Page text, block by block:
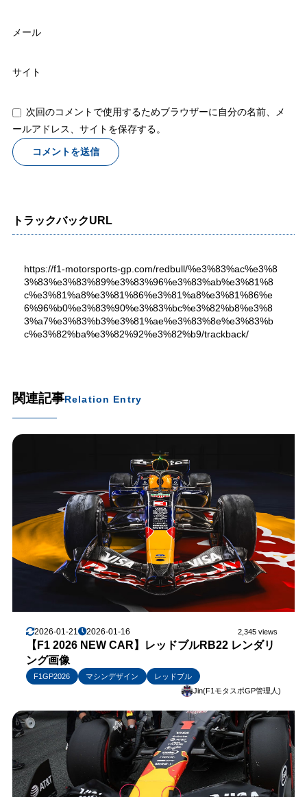
メール
サイト
次回のコメントで使用するためブラウザーに自分の名前、メ
ールアドレス、サイトを保存する。
トラックバックURL
https://f1-motorsports-gp.com/redbull/%e3%83%ac%e3%8
3%83%e3%83%89%e3%83%96%e3%83%ab%e3%81%8
c%e3%81%a8%e3%81%86%e3%81%a8%e3%81%86%e
6%96%b0%e3%83%90%e3%83%bc%e3%82%b8%e3%8
3%a7%e3%83%b3%e3%81%ae%e3%83%8e%e3%83%b
c%e3%82%ba%e3%82%92%e3%82%b9/trackback/
関連記事Relation Entry
2026-01-21 2026-01-16 2,345 views
【F1 2026 NEW CAR】レッドブルRB22 レンダリ
ング画像
F1GP2026 マシンデザイン
レッドブル
Jin(F1モタスポGP管理人)